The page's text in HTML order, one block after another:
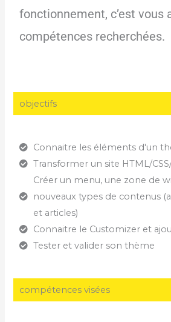
fonctionnement, c’est vous
compétences recherchées.
objectifs
Connaitre les éléments d'un
Transformer un site HTML/
Créer un menu, une zone de
nouveaux types de contenus
et articles)
Connaitre le Customizer et
Tester et valider son thème
compétences visées